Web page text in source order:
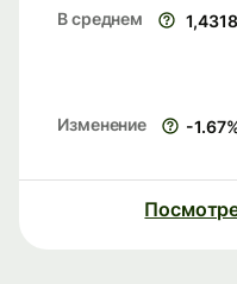
В среднем 1,4318
Изменение -1.67